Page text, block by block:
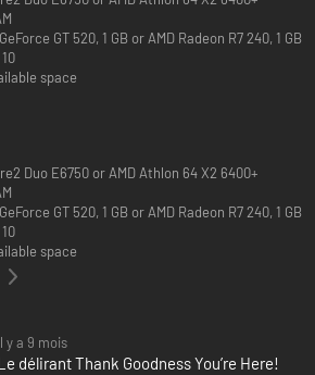
exploration et de vos pitreries dans la drôle
fois que vous terminez l'une des tâches
de nouvelles zones de la ville se
plus saugrenues deviennent accessibles
rapprochant de votre rendez-vous. Les
des dialogues intégralement doublés et
GT 520, 1 GB or AMD Radeon R7 240, 1 GB
space
Duo E6750 or AMD Athlon 64 X2 6400+
GT 520, 1 GB or AMD Radeon R7 240, 1 GB
space
y a 9 mois
délirant Thank Goodness You’re Here!